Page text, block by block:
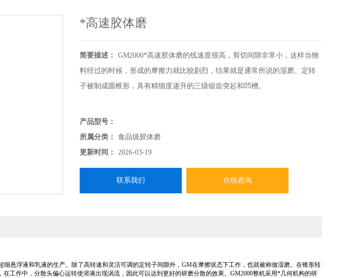
*高速胶体磨
简要描述：
GM2000*高速胶体磨的线速度很高，剪切间隙非常小，这样当物
料经过的时候，形成的摩擦力就比较剧烈，结果就是通常所说的湿磨。定转
子被制成圆椎形，具有精细度递升的三级锯齿突起和凹槽。
产品型号：
所属分类：
食品级胶体磨
更新时间：
2026-03-19
联系我们 在线咨询
细悬浮液和乳液的生产。除了高转速和灵活可调的定转子间隙外，GM在摩擦状态下工作，也就被称做湿磨。在锥形转
工作中，分散头偏心运转使溶液出现涡流，因此可以达到更好的研磨分散的效果。GM2000整机采用*几何机构的研